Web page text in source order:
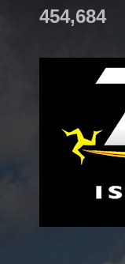
454,684